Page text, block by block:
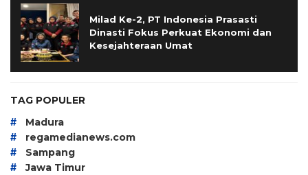
Milad Ke-2, PT Indonesia Prasasti
Dinasti Fokus Perkuat Ekonomi dan
Kesejahteraan Umat
TAG POPULER
# Madura
# regamedianews.com
# Sampang
# Jawa Timur